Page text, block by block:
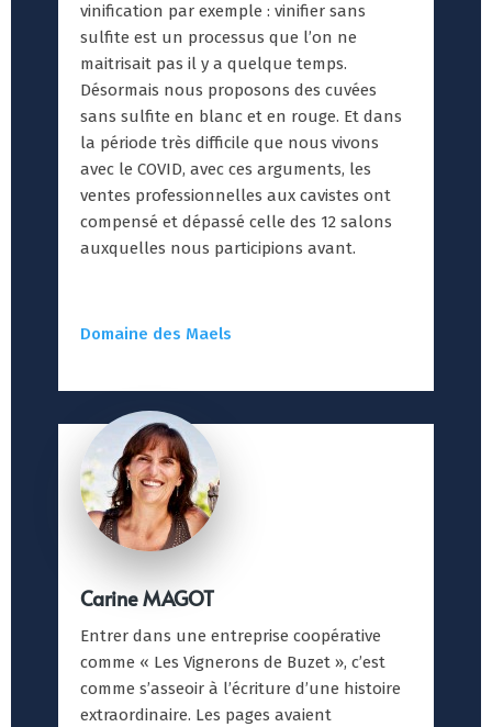
vinification par exemple : vinifier sans
sulfite est un processus que l’on ne
maitrisait pas il y a quelque temps.
Désormais nous proposons des cuvées
sans sulfite en blanc et en rouge. Et dans
la période très difficile que nous vivons
avec le COVID, avec ces arguments, les
ventes professionnelles aux cavistes ont
compensé et dépassé celle des 12 salons
auxquelles nous participions avant.
Domaine des Maels
Carine MAGOT
Entrer dans une entreprise coopérative
comme « Les Vignerons de Buzet », c’est
comme s’asseoir à l’écriture d’une histoire
extraordinaire. Les pages avaient